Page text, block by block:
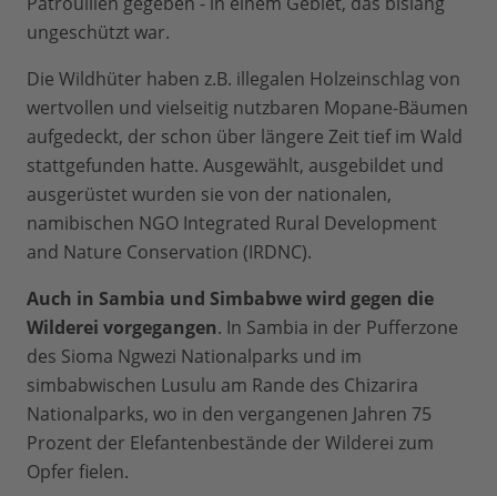
ungeschützt war.
Die Wildhüter haben z.B. illegalen Holzeinschlag von
wertvollen und vielseitig nutzbaren Mopane-Bäumen
aufgedeckt, der schon über längere Zeit tief im Wald
stattgefunden hatte. Ausgewählt, ausgebildet und
ausgerüstet wurden sie von der nationalen,
namibischen NGO Integrated Rural Development
and Nature Conservation (IRDNC).
Auch in Sambia und Simbabwe wird gegen die
Wilderei vorgegangen. In Sambia in der Pufferzone
des Sioma Ngwezi Nationalparks und im
simbabwischen Lusulu am Rande des Chizarira
Nationalparks, wo in den vergangenen Jahren 75
Prozent der Elefantenbestände der Wilderei zum
Opfer fielen.